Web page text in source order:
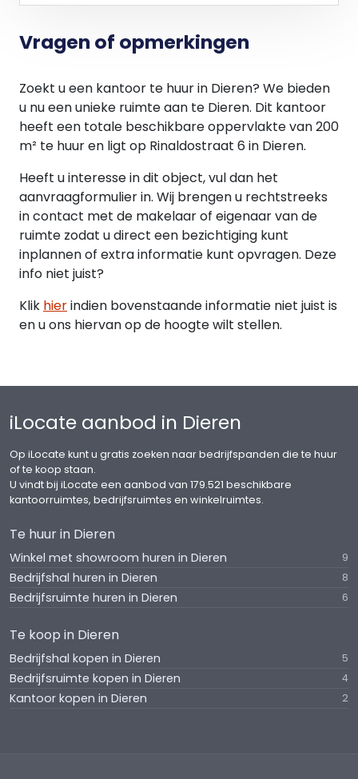
Vragen of opmerkingen
Zoekt u een kantoor te huur in Dieren? We bieden
u nu een unieke ruimte aan te Dieren. Dit kantoor
heeft een totale beschikbare oppervlakte van 200
m² te huur en ligt op Rinaldostraat 6 in Dieren.
Heeft u interesse in dit object, vul dan het
aanvraagformulier in. Wij brengen u rechtstreeks
in contact met de makelaar of eigenaar van de
ruimte zodat u direct een bezichtiging kunt
inplannen of extra informatie kunt opvragen. Deze
info niet juist?
Klik hierindien bovenstaande informatie niet juist is
en u ons hiervan op de hoogte wilt stellen.
iLocate aanbod in Dieren
Op iLocate kunt u gratis zoeken naar bedrijfspanden die te huur
of te koop staan.
U vindt bij iLocate een aanbod van 179.521 beschikbare
kantoorruimtes, bedrijfsruimtes en winkelruimtes.
Te huur in Dieren
Winkel met showroom huren in Dieren 9
Bedrijfshal huren in Dieren 8
Bedrijfsruimte huren in Dieren 6
Te koop in Dieren
Bedrijfshal kopen in Dieren 5
Bedrijfsruimte kopen in Dieren 4
Kantoor kopen in Dieren 2